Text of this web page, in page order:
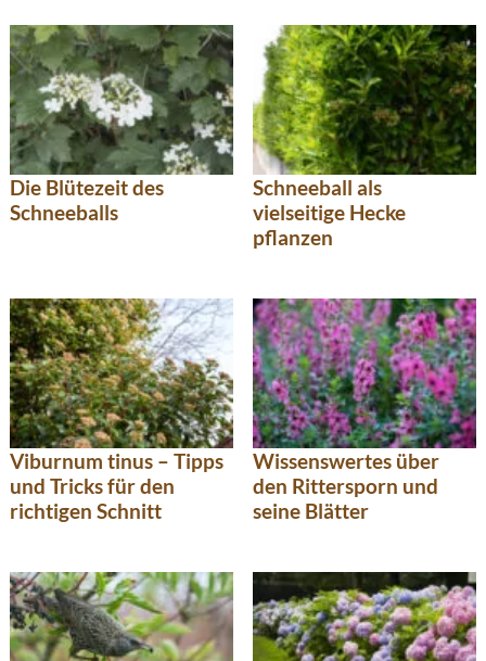
Die Blütezeit des
Schneeballs
Schneeball als
vielseitige Hecke
pflanzen
Viburnum tinus – Tipps
und Tricks für den
richtigen Schnitt
Wissenswertes über
den Rittersporn und
seine Blätter